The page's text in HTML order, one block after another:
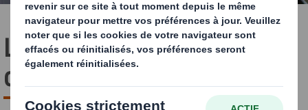
La réduction des déchets
d’emballage